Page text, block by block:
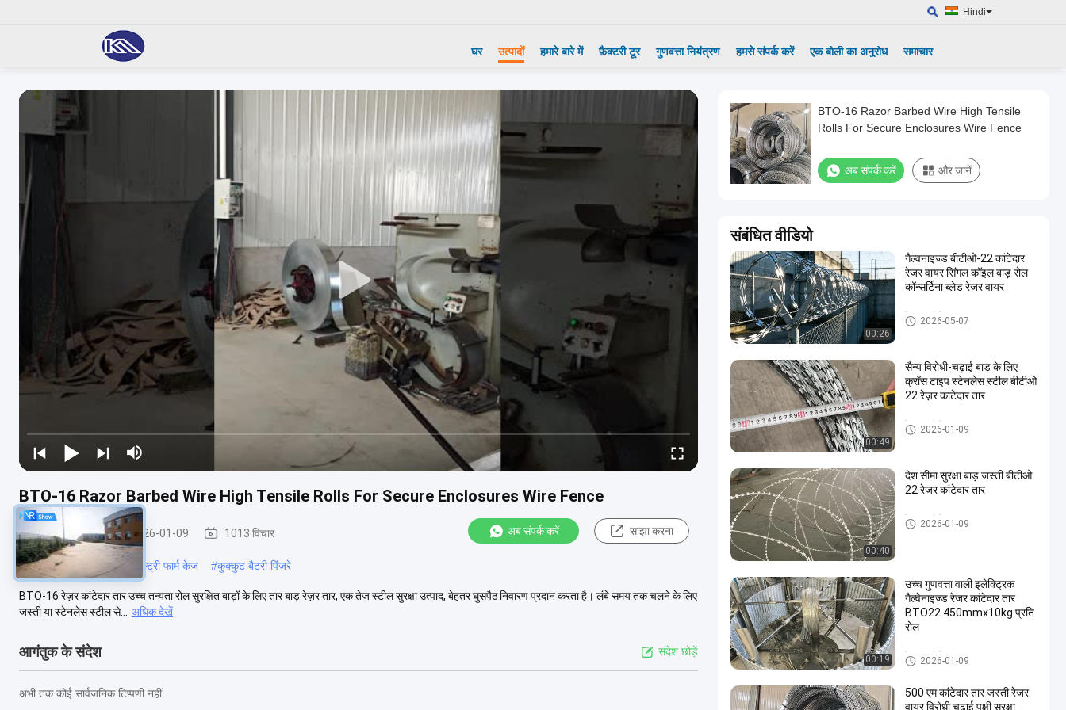
Hindi
घर उत्पादों हमारे बारे में फ़ैक्टरी टूर गुणवत्ता नियंत्रण हमसे संपर्क करें एक बोली का अनुरोध समाचार
BTO-16 Razor Barbed Wire High Tensile Rolls For Secure Enclosures Wire Fence
रेज़र कंटीले तार 2026-01-09 1013 विचार अब संपर्क करें साझा करना
#स्वचालित पोल्ट्री पिंजरे पोल्ट्री फार्म केज #कुक्कुट बैटरी पिंजरे
BTO-16 रेज़र कांटेदार तार उच्च तन्यता रोल सुरक्षित बाड़ों के लिए तार बाड़ रेज़र तार, एक तेज स्टील सुरक्षा उत्पाद, बेहतर घुसपैठ निवारण प्रदान करता है। लंबे समय तक चलने के लिए
जस्ती या स्टेनलेस स्टील से...
अधिक देखें
आगंतुक के संदेश संदेश छोड़ें
अभी तक कोई सार्वजनिक टिप्पणी नहीं
BTO-16 Razor Barbed Wire High Tensile
Rolls For Secure Enclosures Wire Fence
अब संपर्क करें और जानें
संबंधित वीडियो
00:26
गैल्वनाइज्ड बीटीओ-22 कांटेदार
रेजर वायर सिंगल कॉइल बाड़ रोल
कॉन्सर्टिना ब्लेड रेजर वायर
रेज़र कंटीले तार
2026-05-07
00:49
सैन्य विरोधी-चढ़ाई बाड़ के लिए
क्रॉस टाइप स्टेनलेस स्टील बीटीओ
22 रेज़र कांटेदार तार
रेज़र कंटीले तार
2026-01-09
00:40
देश सीमा सुरक्षा बाड़ जस्ती बीटीओ
22 रेजर कांटेदार तार
रेज़र कंटीले तार
2026-01-09
00:19
उच्च गुणवत्ता वाली इलेक्ट्रिक
गैल्वेनाइज्ड रेजर कांटेदार तार
BTO22 450mmx10kg प्रति
रोल
रेज़र कंटीले तार
2026-01-09
500 एम कांटेदार तार जस्ती रेजर
वायर विरोधी चढ़ाई पक्षी सुरक्षा